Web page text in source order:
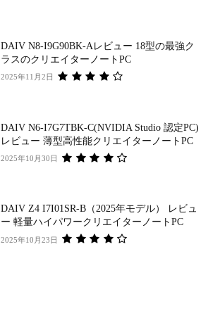
DAIV N8-I9G90BK-Aレビュー 18型の最強ク
ラスのクリエイターノートPC
2025年11月2日
DAIV N6-I7G7TBK-C(NVIDIA Studio 認定PC)
レビュー 薄型高性能クリエイターノートPC
2025年10月30日
DAIV Z4 I7I01SR-B（2025年モデル） レビュ
ー 軽量ハイパワークリエイターノートPC
2025年10月23日